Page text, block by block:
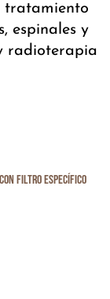
tratamiento
espinales y
radioterapia